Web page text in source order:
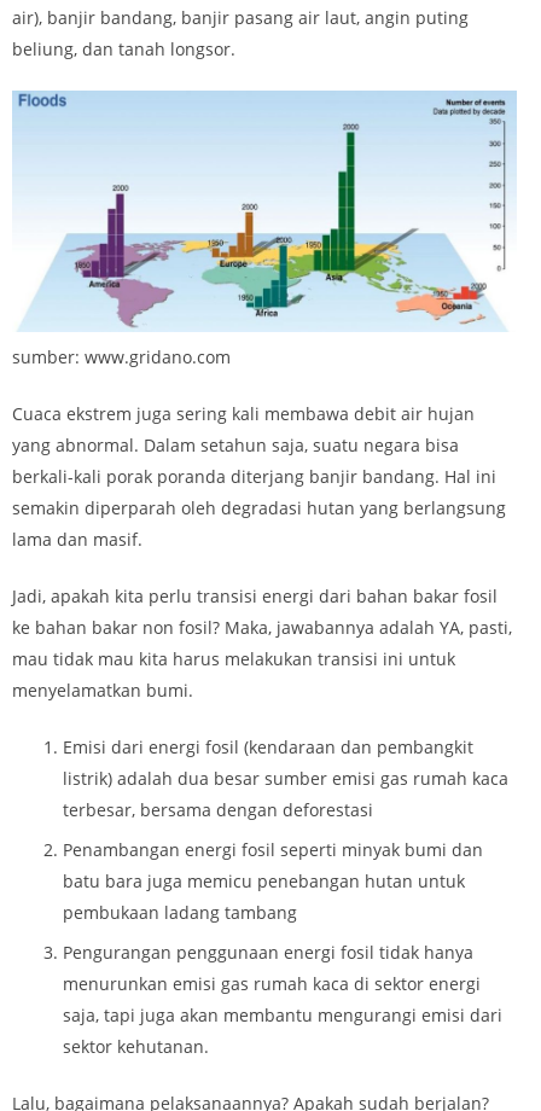
air), banjir bandang, banjir pasang air laut, angin puting
beliung, dan tanah longsor.
sumber: www.gridano.com
Cuaca ekstrem juga sering kali membawa debit air hujan
yang abnormal. Dalam setahun saja, suatu negara bisa
berkali-kali porak poranda diterjang banjir bandang. Hal ini
semakin diperparah oleh degradasi hutan yang berlangsung
lama dan masif.
Jadi, apakah kita perlu transisi energi dari bahan bakar fosil
ke bahan bakar non fosil? Maka, jawabannya adalah YA, pasti,
mau tidak mau kita harus melakukan transisi ini untuk
menyelamatkan bumi.
Emisi dari energi fosil (kendaraan dan pembangkit
listrik) adalah dua besar sumber emisi gas rumah kaca
terbesar, bersama dengan deforestasi
Penambangan energi fosil seperti minyak bumi dan
batu bara juga memicu penebangan hutan untuk
pembukaan ladang tambang
Pengurangan penggunaan energi fosil tidak hanya
menurunkan emisi gas rumah kaca di sektor energi
saja, tapi juga akan membantu mengurangi emisi dari
sektor kehutanan.
Lalu, bagaimana pelaksanaannya? Apakah sudah berjalan?